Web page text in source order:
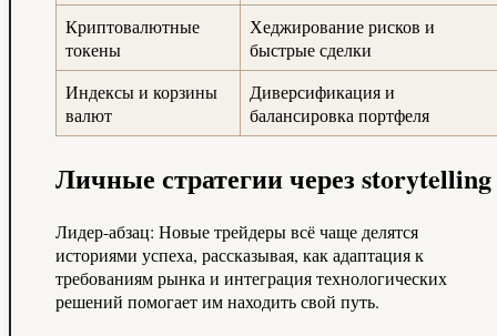
Криптовалютные
токены
Хеджирование рисков и
быстрые сделки
Индексы и корзины
валют
Диверсификация и
балансировка портфеля
Личные стратегии через storytelling
Лидер-абзац: Новые трейдеры всё чаще делятся
историями успеха, рассказывая, как адаптация к
требованиям рынка и интеграция технологических
решений помогает им находить свой путь.